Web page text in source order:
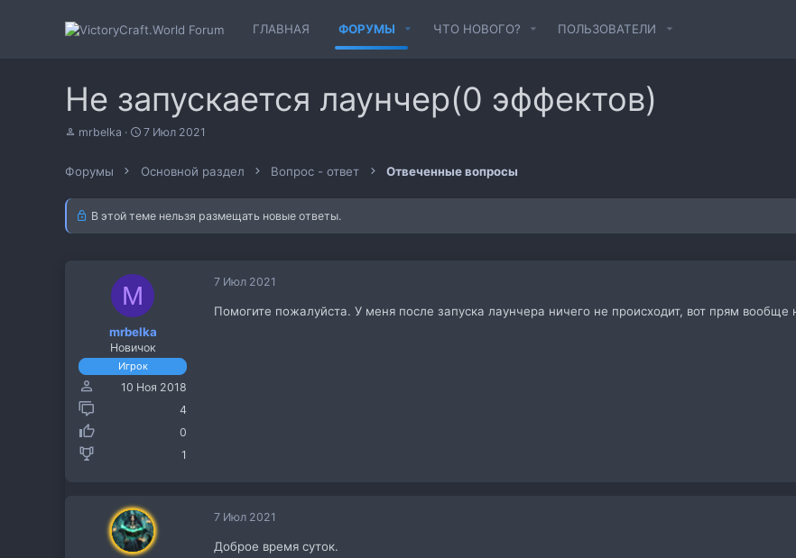
ГЛАВНАЯ ФОРУМЫ ЧТО НОВОГО? ПОЛЬЗОВАТЕЛИ
Не запускается лаунчер(0 эффектов)
А
о
т
е
mrbelka
Д
а
ч
7 Июл 2021
Форумы Основной раздел Вопрос - ответ Отвеченные вопросы
В этой теме нельзя размещать новые ответы.
M
mrbelka
Новичок
Игрок
10 Ноя 2018
4
0
1
7 Июл 2021
Помогите пожалуйста. У меня после запуска лаунчера ничего не происходит, вот прям вообще
7 Июл 2021
Доброе время суток.